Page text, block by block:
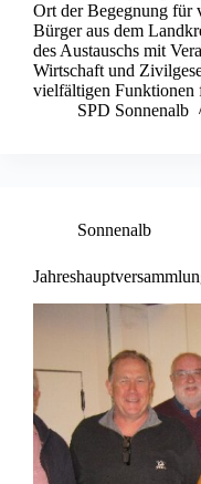
Ort der Begegnung für
Bürger aus dem
des Austauschs mit
Wirtschaft und
vielfältigen Funktionen
SPD Sonnenalb
Sonnenalb